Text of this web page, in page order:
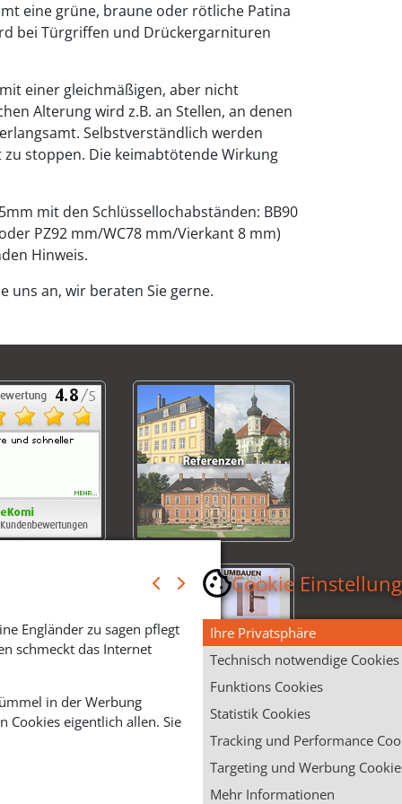
eine grüne, braune oder rötliche Patina
bei Türgriffen und Drückergarnituren
einer gleichmäßigen, aber nicht
Alterung wird z.B. an Stellen, an denen
Selbstverständlich werden
stoppen. Die keimabtötende Wirkung
mit den Schlüssellochabständen: BB90
PZ92 mm/WC78 mm/Vierkant 8 mm)
Hinweis.
uns an, wir beraten Sie gerne.
Engländer zu sagen pflegt
schmeckt das Internet
in der Werbung
Cookies eigentlich allen. Sie
Cookie
Ihre Privatsphäre
Technisch notwendige Cookies
Funktions Cookies
Statistik Cookies
Tracking und Performance
Targeting und Werbung
Mehr Informationen